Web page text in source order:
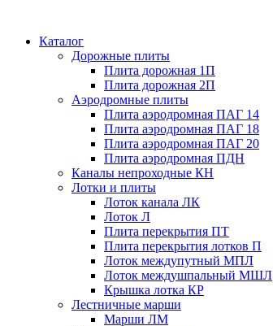
Каталог
Дорожные плиты
Плита дорожная 1П
Плита дорожная 2П
Аэродромные плиты
Плита аэродромная ПАГ 14
Плита аэродромная ПАГ 18
Плита аэродромная ПАГ 20
Плита аэродромная ПДН
Каналы непроходные КН
Лотки и плиты
Лоток канала ЛК
Лоток Л
Плита перекрытия ПТ
Плита перекрытия лотков П
Лоток междупутный МПЛ
Лоток междушпальный МШЛ
Крышка лотка КР
Лестничные марши
Марши ЛМ